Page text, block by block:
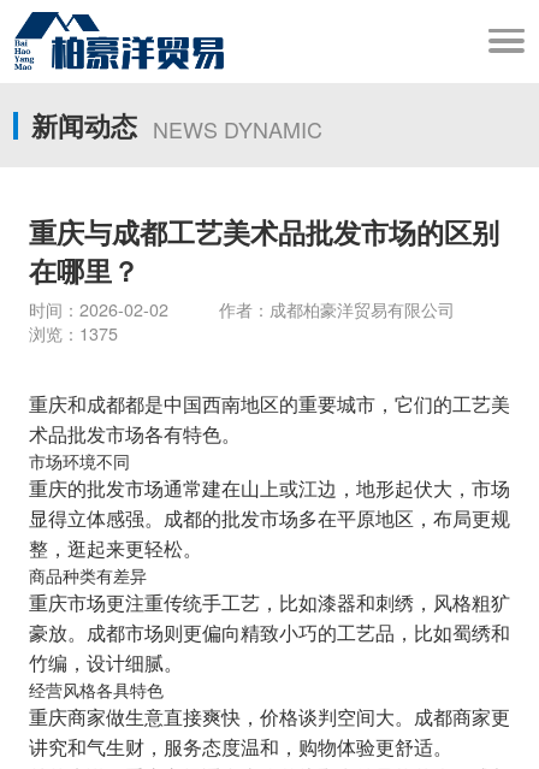
新闻动态 NEWS DYNAMIC
重庆与成都工艺美术品批发市场的区别
在哪里？
时间：2026-02-02 作者：成都柏豪洋贸易有限公司
浏览：1375
重庆和成都都是中国西南地区的重要城市，它们的工艺美
术品批发市场各有特色。
市场环境不同
重庆的批发市场通常建在山上或江边，地形起伏大，市场
显得立体感强。成都的批发市场多在平原地区，布局更规
整，逛起来更轻松。
商品种类有差异
重庆市场更注重传统手工艺，比如漆器和刺绣，风格粗犷
豪放。成都市场则更偏向精致小巧的工艺品，比如蜀绣和
竹编，设计细腻。
经营风格各具特色
重庆商家做生意直接爽快，价格谈判空间大。成都商家更
讲究和气生财，服务态度温和，购物体验更舒适。